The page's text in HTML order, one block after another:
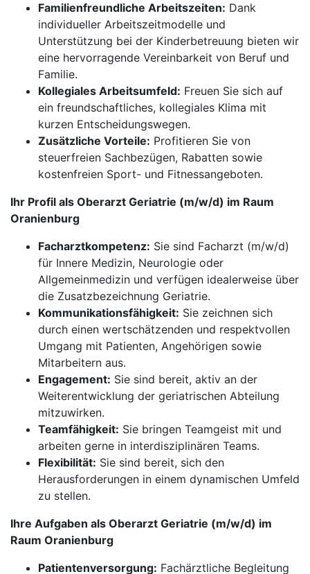
Familienfreundliche Arbeitszeiten: Dank
individueller Arbeitszeitmodelle und
Unterstützung bei der Kinderbetreuung bieten wir
eine hervorragende Vereinbarkeit von Beruf und
Familie.
Kollegiales Arbeitsumfeld: Freuen Sie sich auf
ein freundschaftliches, kollegiales Klima mit
kurzen Entscheidungswegen.
Zusätzliche Vorteile: Profitieren Sie von
steuerfreien Sachbezügen, Rabatten sowie
kostenfreien Sport- und Fitnessangeboten.
Ihr Profil als Oberarzt Geriatrie (m/w/d) im Raum
Oranienburg
Facharztkompetenz: Sie sind Facharzt (m/w/d)
für Innere Medizin, Neurologie oder
Allgemeinmedizin und verfügen idealerweise über
die Zusatzbezeichnung Geriatrie.
Kommunikationsfähigkeit: Sie zeichnen sich
durch einen wertschätzenden und respektvollen
Umgang mit Patienten, Angehörigen sowie
Mitarbeitern aus.
Engagement: Sie sind bereit, aktiv an der
Weiterentwicklung der geriatrischen Abteilung
mitzuwirken.
Teamfähigkeit: Sie bringen Teamgeist mit und
arbeiten gerne in interdisziplinären Teams.
Flexibilität: Sie sind bereit, sich den
Herausforderungen in einem dynamischen Umfeld
zu stellen.
Ihre Aufgaben als Oberarzt Geriatrie (m/w/d) im
Raum Oranienburg
Patientenversorgung: Fachärztliche Begleitung